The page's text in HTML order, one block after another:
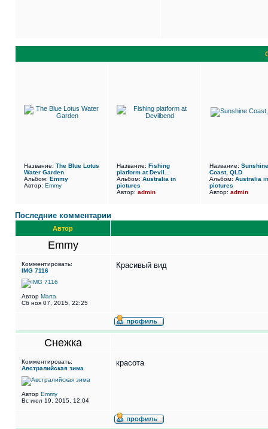
Название: The Blue Lotus
Water Garden
Альбом: Emmy
Автор: Emmy
Название: Fishing
platform at Devil...
Альбом: Australia in
pictures
Автор: admin
Название: Sunshine
Coast, QLD
Альбом: Australia in
pictures
Автор: admin
Последние комментарии
Автор
Emmy
Комментировать:
IMG 7116
Автор Marta
Сб ноя 07, 2015, 22:25
Красивый вид
Снежка
Комментировать:
Австралийская зима
Автор Emmy
Вс июл 19, 2015, 12:04
красота